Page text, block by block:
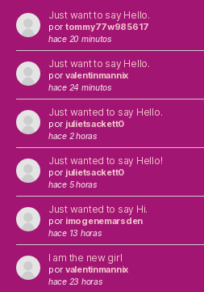
Just want to say Hello.
por tommy77w985617
hace 20 minutos
Just want to say Hello.
por valentinmannix
hace 24 minutos
Just wanted to say Hello.
por julietsackett0
hace 2 horas
Just wanted to say Hello!
por julietsackett0
hace 5 horas
Just wanted to say Hi.
por imogenemarsden
hace 13 horas
I am the new girl
por valentinmannix
hace 23 horas